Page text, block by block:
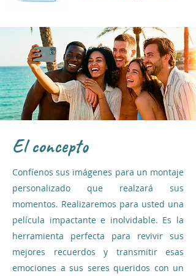
El concepto
Confíenos sus imágenes para un montaje
personalizado que realzará sus
momentos. Realizaremos para usted una
película impactante e inolvidable. Es la
herramienta perfecta para revivir sus
mejores recuerdos y transmitir esas
emociones a sus seres queridos con un